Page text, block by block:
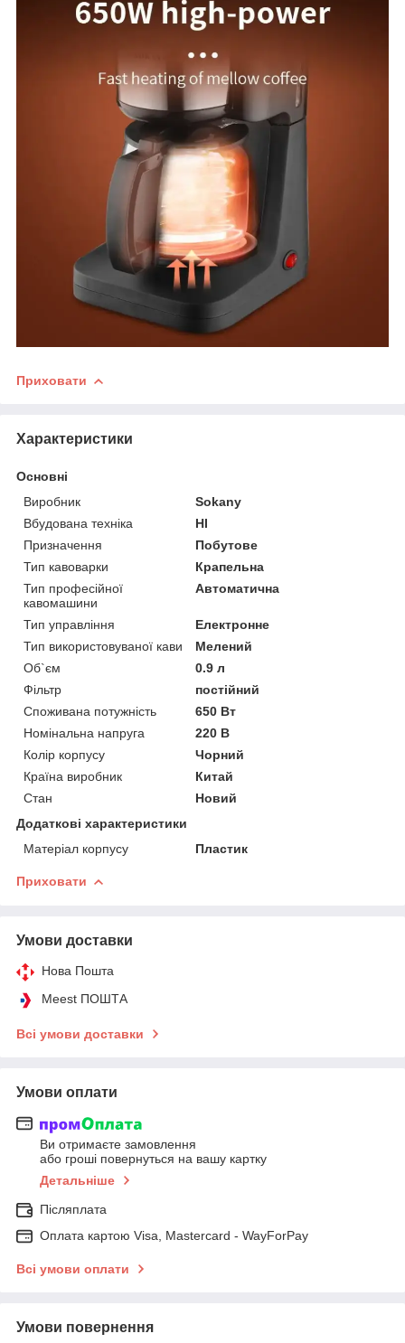
Приховати
Характеристики
Основні
Виробник
Sokany
Вбудована техніка
НІ
Призначення
Побутове
Тип кавоварки
Крапельна
Тип професійної
кавомашини
Автоматична
Тип управління
Електронне
Тип використовуваної кави
Мелений
Об`єм
0.9 л
Фільтр
постійний
Споживана потужність
650 Вт
Номінальна напруга
220 В
Колір корпусу
Чорний
Країна виробник
Китай
Стан
Новий
Додаткові характеристики
Матеріал корпусу
Пластик
Приховати
Умови доставки
Нова Пошта
Meest ПОШТА
Всі умови доставки
Умови оплати
Ви отримаєте замовлення
або гроші повернуться на вашу картку
Детальніше
Післяплата
Оплата картою Visa, Mastercard - WayForPay
Всі умови оплати
Умови повернення